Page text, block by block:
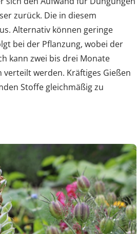
zurück. Die in diesem
Alternativ können geringe
bei der Pflanzung, wobei der
kann zwei bis drei Monate
werden. Kräftiges Gießen
Stoffe gleichmäßig zu